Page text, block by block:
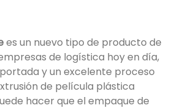
es un nuevo tipo de producto de
de logística hoy en día,
y un excelente proceso
de película plástica
hacer que el empaque de